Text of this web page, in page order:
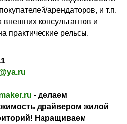
арендаторов, и т.п.
внешних консультантов и
практические рельсы.
- делаем
драйвером жилой
Наращиваем